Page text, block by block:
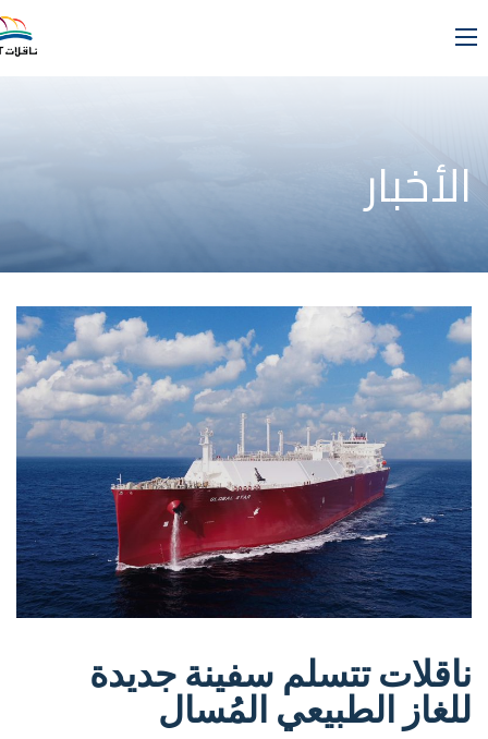
الأخبار
ناقلات تتسلم سفينة جديدة
للغاز الطبيعي المُسال